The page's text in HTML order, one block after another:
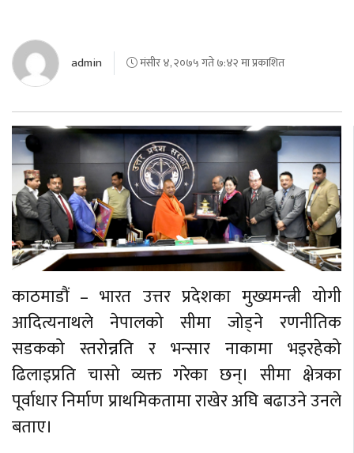
admin मंसीर ४, २०७५ गते ७:४२ मा प्रकाशित
काठमाडौं – भारत उत्तर प्रदेशका मुख्यमन्त्री योगी
आदित्यनाथले नेपालको सीमा जोड्ने रणनीतिक
सडकको स्तरोन्नति र भन्सार नाकामा भइरहेको
ढिलाइप्रति चासो व्यक्त गरेका छन्। सीमा क्षेत्रका
पूर्वाधार निर्माण प्राथमिकतामा राखेर अघि बढाउने उनले
बताए।